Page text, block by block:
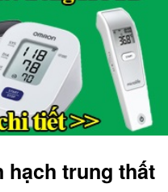
hạch trung thất